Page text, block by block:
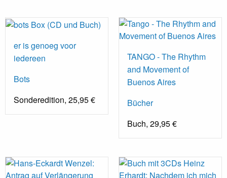
er is genoeg voor
iedereen
Bots
Sonderedition, 25,95 €
TANGO - The Rhythm
and Movement of
Buenos Aires
Bücher
Buch, 29,95 €